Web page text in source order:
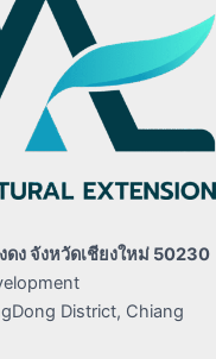
ง จังหวัดเชียงใหม่ 50230
District, Chiang